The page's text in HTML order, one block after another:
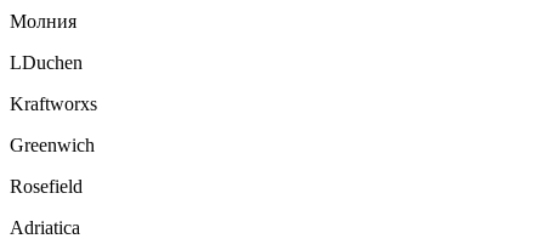
Молния
LDuchen
Kraftworxs
Greenwich
Rosefield
Adriatica